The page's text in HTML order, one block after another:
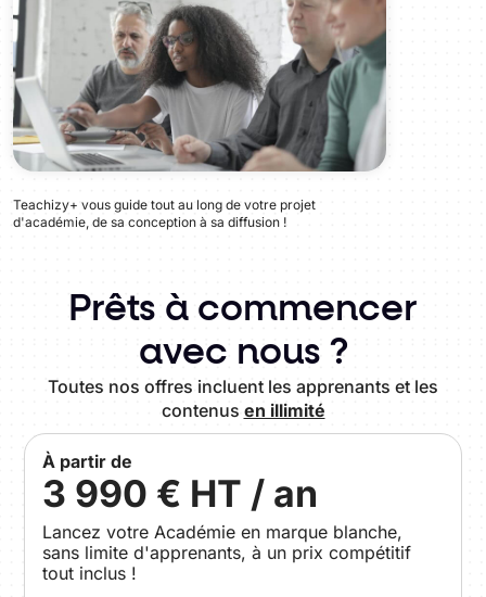
Teachizy+ vous guide tout au long de votre projet
d'académie, de sa conception à sa diffusion !
Prêts à commencer
avec nous ?
Toutes nos offres incluent les apprenants et les
contenus en illimité
À partir de
3 990 € HT / an
Lancez votre Académie en marque blanche,
sans limite d'apprenants, à un prix compétitif
tout inclus !